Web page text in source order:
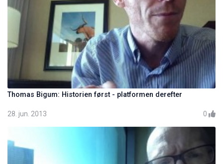
Thomas Bigum: Historien først - platformen derefter
28. jun. 2013 0